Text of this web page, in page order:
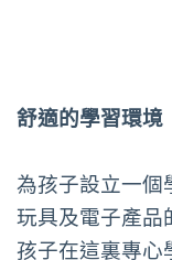
舒適的學習環境
為孩子設立一個
玩具及電子產品
孩子在這裏專心